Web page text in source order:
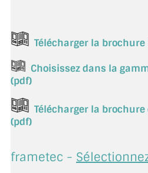
Télécharger la brochure
Choisissez dans la
(pdf)
Télécharger la
(pdf)
frametec -